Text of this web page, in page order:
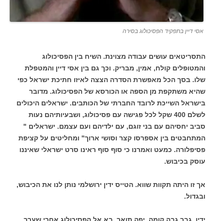
אסי דיין בתפקיד הפסיכולוג בסירה
התסריטאים עושים עבודה מצוינת. השיח בין הפסיכולוג
והמטופלים קולח, אמין, מבריק. וכך גם בין אסי דיין והמטפלת
שלו. בסך הכל מאפשרת הסדרה הצצה לאיזו חתיכת ישראל כפי
שהיא משתקפת מן הספה או הכורסא של הפסיכולוג. מדובר
בישראל השייכת לרובד החברתי של הכותבים. ישראלים היכולים
לשלם 400 שקל לכל פגישה עם פסיכולוג, ושבעיותיהם נעות
סביב יחסיהם עם בני זוגם, עם ילדיהם ועם עצמם. ישראלים "
המתחבטים בין אספרסו קצר וסושי ארוך" ומחליטים על קציפת
פסיפלורה. כמעט ואמרנו כי סוף סוף ראינו סרט ישראלי שאיננו
עוסק בכיבוש.
אך זו היתה תקוות שווא. הטייס ידין ירושלמי נותן לנו את הכיבוש,
ובגדול.